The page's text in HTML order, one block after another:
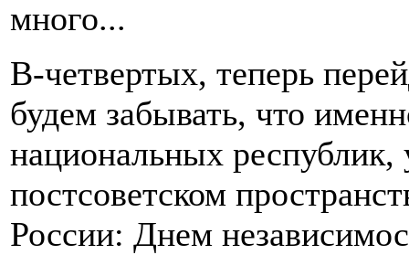
много...
В-четвертых, теперь
будем забывать, что
национальных республик,
постсоветском
России: Днем